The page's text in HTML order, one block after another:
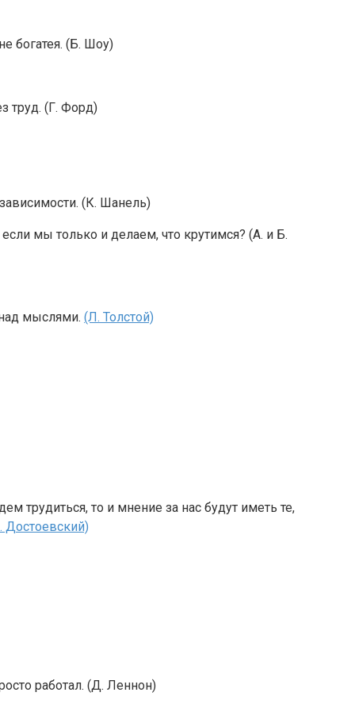
богатея. (Б. Шоу)
труд. (Г. Форд)
(К. Шанель)
мы только и делаем, что крутимся? (А. и Б.
мыслями. (Л. Толстой)
трудиться, то и мнение за нас будут иметь те,
Достоевский)
работал. (Д. Леннон)